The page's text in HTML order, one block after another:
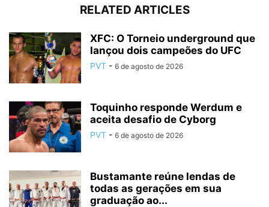
RELATED ARTICLES
XFC: O Torneio underground que
lançou dois campeões do UFC
PVT - 6 de agosto de 2026
Toquinho responde Werdum e
aceita desafio de Cyborg
PVT - 6 de agosto de 2026
Bustamante reúne lendas de
todas as gerações em sua
graduação ao...